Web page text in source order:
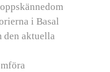
i Basal
den aktuella